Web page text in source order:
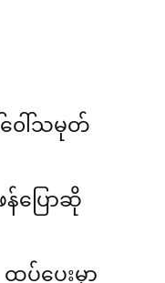
ေါ်သမုတ်
ပြောဆို
ပ်ပေးမှာ